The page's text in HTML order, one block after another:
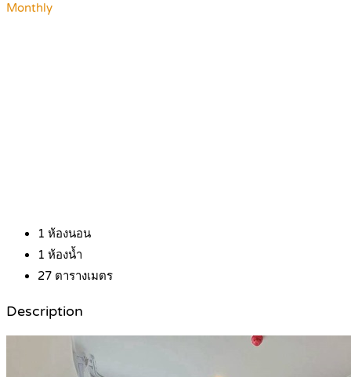
Monthly
1 ห้องนอน
1 ห้องน้ำ
27 ตารางเมตร
Description